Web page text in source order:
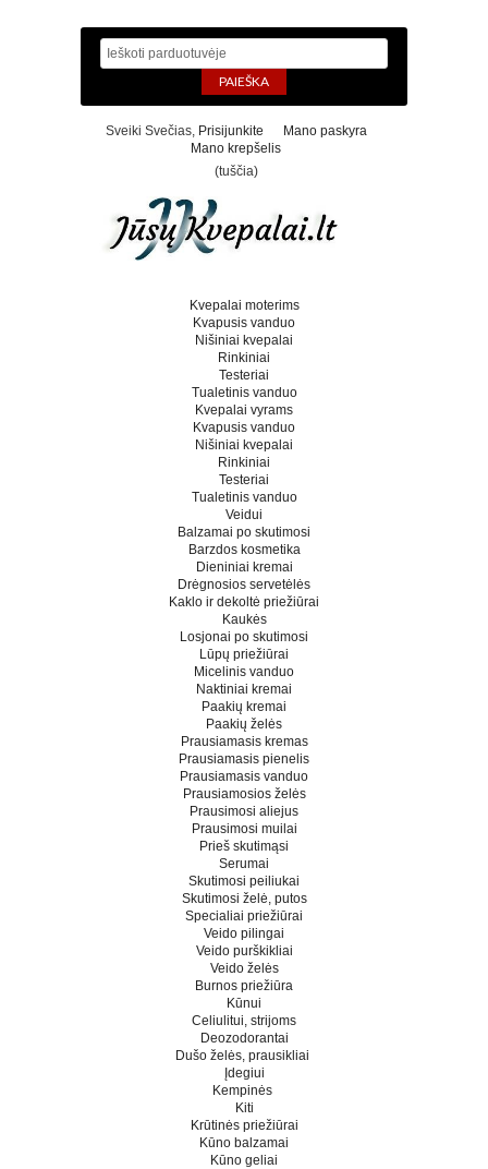
Sveiki Svečias, Prisijunkite
Mano paskyra
Mano krepšelis
(tuščia)
Kvepalai moterims
Kvapusis vanduo
Nišiniai kvepalai
Rinkiniai
Testeriai
Tualetinis vanduo
Kvepalai vyrams
Kvapusis vanduo
Nišiniai kvepalai
Rinkiniai
Testeriai
Tualetinis vanduo
Veidui
Balzamai po skutimosi
Barzdos kosmetika
Dieniniai kremai
Drėgnosios servetėlės
Kaklo ir dekoltė priežiūrai
Kaukės
Losjonai po skutimosi
Lūpų priežiūrai
Micelinis vanduo
Naktiniai kremai
Paakių kremai
Paakių želės
Prausiamasis kremas
Prausiamasis pienelis
Prausiamasis vanduo
Prausiamosios želės
Prausimosi aliejus
Prausimosi muilai
Prieš skutimąsi
Serumai
Skutimosi peiliukai
Skutimosi želė, putos
Specialiai priežiūrai
Veido pilingai
Veido purškikliai
Veido želės
Burnos priežiūra
Kūnui
Celiulitui, strijoms
Deozodorantai
Dušo želės, prausikliai
Įdegiui
Kempinės
Kiti
Krūtinės priežiūrai
Kūno balzamai
Kūno geliai